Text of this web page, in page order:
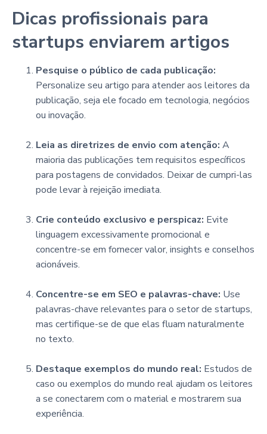
Dicas profissionais para
startups enviarem artigos
Pesquise o público de cada publicação:
Personalize seu artigo para atender aos leitores da
publicação, seja ele focado em tecnologia, negócios
ou inovação.
Leia as diretrizes de envio com atenção: A
maioria das publicações tem requisitos específicos
para postagens de convidados. Deixar de cumpri-las
pode levar à rejeição imediata.
Crie conteúdo exclusivo e perspicaz: Evite
linguagem excessivamente promocional e
concentre-se em fornecer valor, insights e conselhos
acionáveis.
Concentre-se em SEO e palavras-chave: Use
palavras-chave relevantes para o setor de startups,
mas certifique-se de que elas fluam naturalmente
no texto.
Destaque exemplos do mundo real: Estudos de
caso ou exemplos do mundo real ajudam os leitores
a se conectarem com o material e mostrarem sua
experiência.